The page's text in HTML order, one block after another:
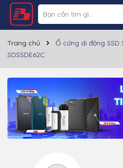
Trang chủ
Ổ cứng di động
SDSSDE62C